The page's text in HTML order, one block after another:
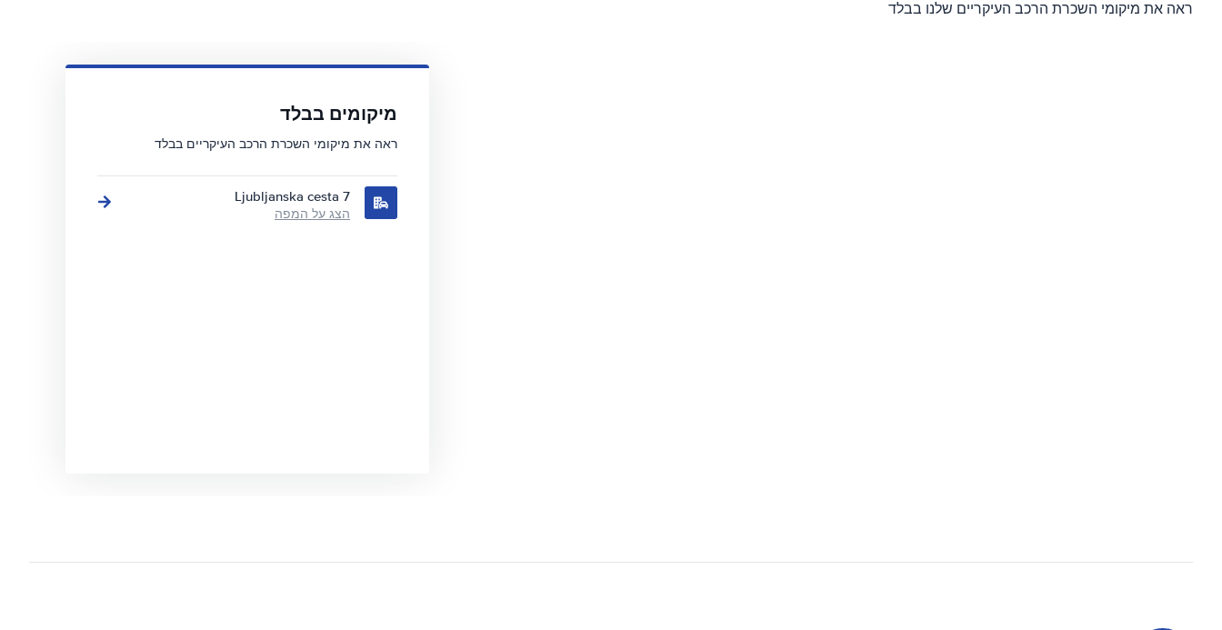
ראה את מיקומי השכרת הרכב העיקריים שלנו בבלד
מיקומים בבלד
ראה את מיקומי השכרת הרכב העיקריים בבלד
7 Ljubljanska cesta
הצג על המפה